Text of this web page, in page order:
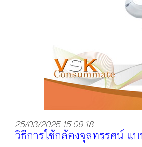
25/03/2025 15:09:18
วิธีการใช้กล้องจุลทรรศน์